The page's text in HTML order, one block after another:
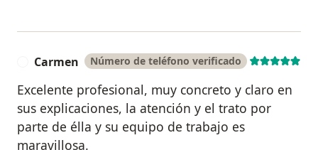
Carmen Número de teléfono verificado
Excelente profesional, muy concreto y claro en
sus explicaciones, la atención y el trato por
parte de élla y su equipo de trabajo es
maravillosa.